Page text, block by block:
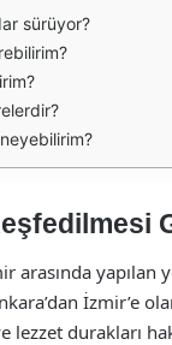
sürüyor?
arasında yapılan
İzmir’e
durakları